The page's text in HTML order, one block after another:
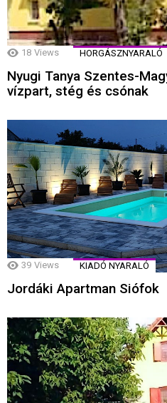
18 Views HORGÁSZNYARALÓ
Nyugi Tanya Szentes-
vízpart, stég és csónak
39 Views KIADÓ NYARALÓ
Jordáki Apartman Siófok